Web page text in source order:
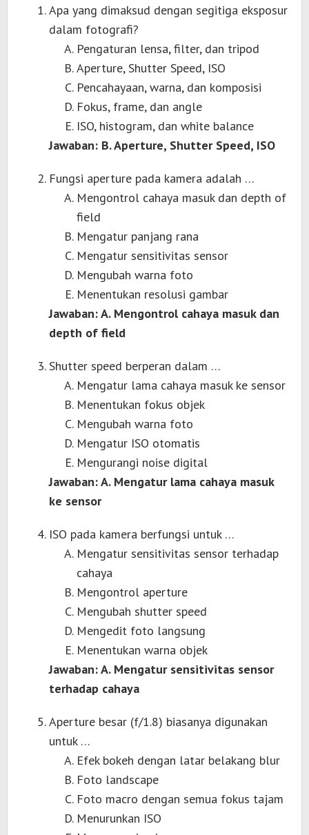
Apa yang dimaksud dengan segitiga eksposur
dalam fotografi?
Pengaturan lensa, filter, dan tripod
Aperture, Shutter Speed, ISO
Pencahayaan, warna, dan komposisi
Fokus, frame, dan angle
ISO, histogram, dan white balance
Jawaban: B. Aperture, Shutter Speed, ISO
Fungsi aperture pada kamera adalah …
Mengontrol cahaya masuk dan depth of
field
Mengatur panjang rana
Mengatur sensitivitas sensor
Mengubah warna foto
Menentukan resolusi gambar
Jawaban: A. Mengontrol cahaya masuk dan
depth of field
Shutter speed berperan dalam …
Mengatur lama cahaya masuk ke sensor
Menentukan fokus objek
Mengubah warna foto
Mengatur ISO otomatis
Mengurangi noise digital
Jawaban: A. Mengatur lama cahaya masuk
ke sensor
ISO pada kamera berfungsi untuk …
Mengatur sensitivitas sensor terhadap
cahaya
Mengontrol aperture
Mengubah shutter speed
Mengedit foto langsung
Menentukan warna objek
Jawaban: A. Mengatur sensitivitas sensor
terhadap cahaya
Aperture besar (f/1.8) biasanya digunakan
untuk …
Efek bokeh dengan latar belakang blur
Foto landscape
Foto macro dengan semua fokus tajam
Menurunkan ISO